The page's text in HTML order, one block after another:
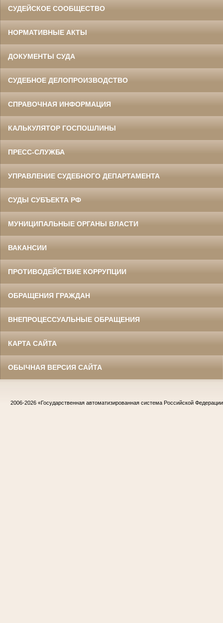
СУДЕЙСКОЕ СООБЩЕСТВО
НОРМАТИВНЫЕ АКТЫ
ДОКУМЕНТЫ СУДА
СУДЕБНОЕ ДЕЛОПРОИЗВОДСТВО
СПРАВОЧНАЯ ИНФОРМАЦИЯ
КАЛЬКУЛЯТОР ГОСПОШЛИНЫ
ПРЕСС-СЛУЖБА
УПРАВЛЕНИЕ СУДЕБНОГО ДЕПАРТАМЕНТА
СУДЫ СУБЪЕКТА РФ
МУНИЦИПАЛЬНЫЕ ОРГАНЫ ВЛАСТИ
ВАКАНСИИ
ПРОТИВОДЕЙСТВИЕ КОРРУПЦИИ
ОБРАЩЕНИЯ ГРАЖДАН
ВНЕПРОЦЕССУАЛЬНЫЕ ОБРАЩЕНИЯ
КАРТА САЙТА
ОБЫЧНАЯ ВЕРСИЯ САЙТА
2006-2026 «Государственная автоматизированная система Российской